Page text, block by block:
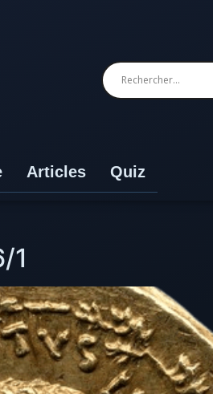
Articles Quiz
1